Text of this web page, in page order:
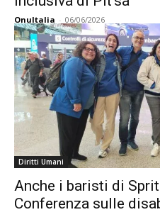
OnuItalia - 06/06/2026
Diritti Umani
Anche i baristi di
Conferenza sulle